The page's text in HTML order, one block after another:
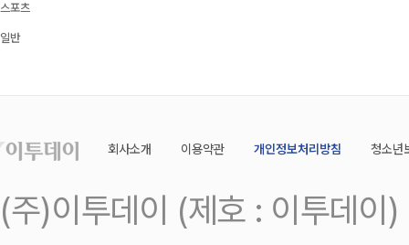
스포츠
일반
회사소개 이용약관 개인정보처리방침 청소년
(주)이투데이 (제호 : 이투데